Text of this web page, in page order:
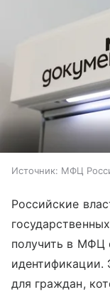
Источник: МФЦ
Российские
получить в МФЦ
идентификации.
для граждан,